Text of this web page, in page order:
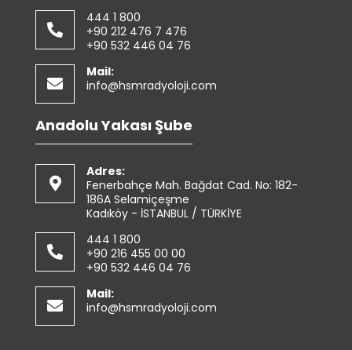
444 1 800
+90 212 476 7 476
+90 532 446 04 76
Mail:
info@hsmradyoloji.com
Anadolu Yakası Şube
Adres:
Fenerbahçe Mah. Bağdat Cad. No: 182-
186A Selamiçeşme
Kadıköy - İSTANBUL / TÜRKİYE
444 1 800
+90 216 455 00 00
+90 532 446 04 76
Mail:
info@hsmradyoloji.com